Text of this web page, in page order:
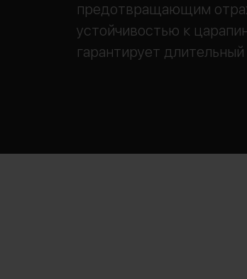
предотвращающим
устойчивостью к
гарантирует